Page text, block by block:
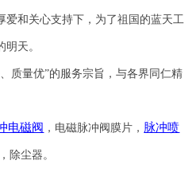
爱和关心支持下，为了祖国的蓝天工
天。
、质量优”的服务宗旨，与各界同仁精
电磁阀 ，电磁脉冲阀膜片， 脉冲喷
除尘器。